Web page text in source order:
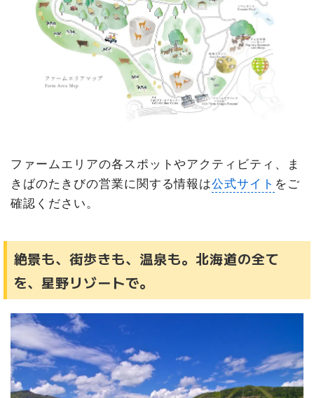
ファームエリアの各スポットやアクティビティ、ま
きばのたきびの営業に関する情報は公式サイト をご
確認ください。
絶景も、街歩きも、温泉も。北海道の全て
を、星野リゾートで。